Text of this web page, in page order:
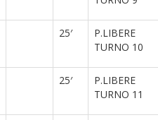
25′
P.LIBERE
TURNO 10
25′
P.LIBERE
TURNO 11